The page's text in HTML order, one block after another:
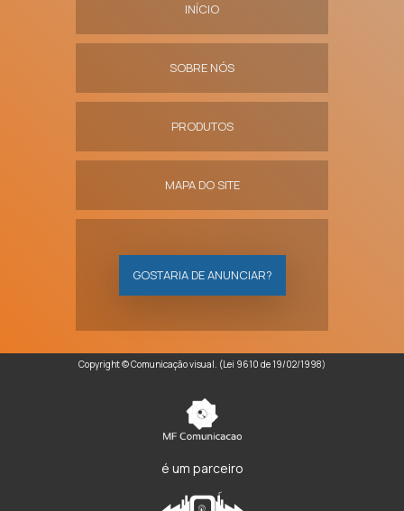
INÍCIO
SOBRE NÓS
PRODUTOS
MAPA DO SITE
GOSTARIA DE ANUNCIAR?
Copyright © Comunicação visual. (Lei 9610 de 19/02/1998)
é um parceiro